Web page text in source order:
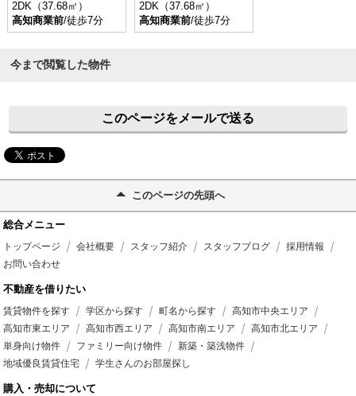
2DK（37.68㎡）
高知商業前/徒歩7分
2DK（37.68㎡）
高知商業前/徒歩7分
今まで閲覧した物件
このページをメールで送る
このページの先頭へ
総合メニュー
トップページ 会社概要 スタッフ紹介 スタッフブログ
採用情報
お問い合わせ
不動産を借りたい
賃貸物件を探す 学区から探す 町名から探す
高知市中央エリア
高知市東エリア
高知市西エリア 高知市南エリア
高知市北エリア
単身向け物件
ファミリー向け物件
新築・築浅物件
地域優良賃貸住宅
学生さんのお部屋探し
購入・売却について